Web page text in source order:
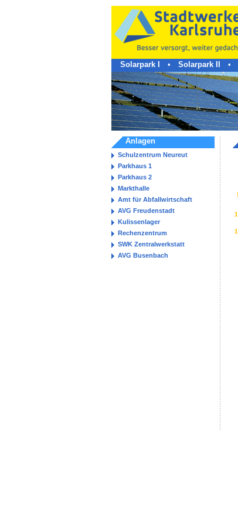
Solarpark I • Solarpark II •
Anlagen
Schulzentrum Neureut
Parkhaus 1
Parkhaus 2
Markthalle
Amt für Abfallwirtschaft
AVG Freudenstadt
Kulissenlager
Rechenzentrum
SWK Zentralwerkstatt
AVG Busenbach